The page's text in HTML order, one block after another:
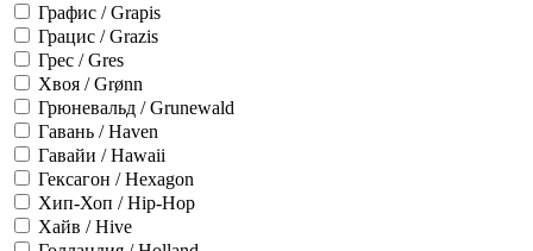
Графис / Grapis
Грацис / Grazis
Грес / Gres
Хвоя / Grønn
Грюневальд / Grunewald
Гавань / Haven
Гавайи / Hawaii
Гексагон / Hexagon
Хип-Хоп / Hip-Hop
Хайв / Hive